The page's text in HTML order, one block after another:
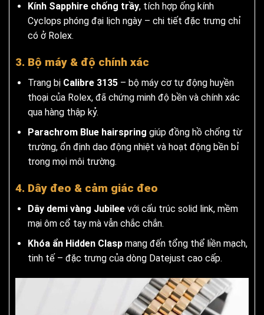
Kính Sapphire chống trầy, tích hợp ống kính
Cyclops phóng đại lịch ngày – chi tiết đặc trưng chỉ
có ở Rolex.
3. Bộ máy & độ chính xác
Trang bị Calibre 3135– bộ máy cơ tự động huyền
thoại của Rolex, đã chứng minh độ bền và chính xác
qua hàng thập kỷ.
Parachrom Blue hairspring giúp đồng hồ chống từ
trường, ổn định dao động nhiệt và hoạt động bền bỉ
trong mọi môi trường.
4. Dây đeo & cảm giác đeo
Dây demi vàng Jubileevới cấu trúc solid link, mềm
mại ôm cổ tay mà vẫn chắc chắn.
Khóa ẩn Hidden Claspmang đến tổng thể liền mạch,
tinh tế – đặc trưng của dòng Datejust cao cấp.